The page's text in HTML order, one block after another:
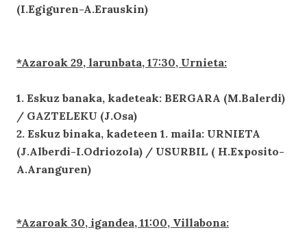
(I.Egiguren-A.Erauskin)
*Azaroak 29, larunbata, 17:30, Urnieta:
1. Eskuz banaka, kadeteak: BERGARA (M.Balerdi)
/ GAZTELEKU (J.Osa)
2. Eskuz binaka, kadeteen 1. maila: URNIETA
(J.Alberdi-I.Odriozola) / USURBIL ( H.Exposito-
A.Aranguren)
*Azaroak 30, igandea, 11:00, Villabona: